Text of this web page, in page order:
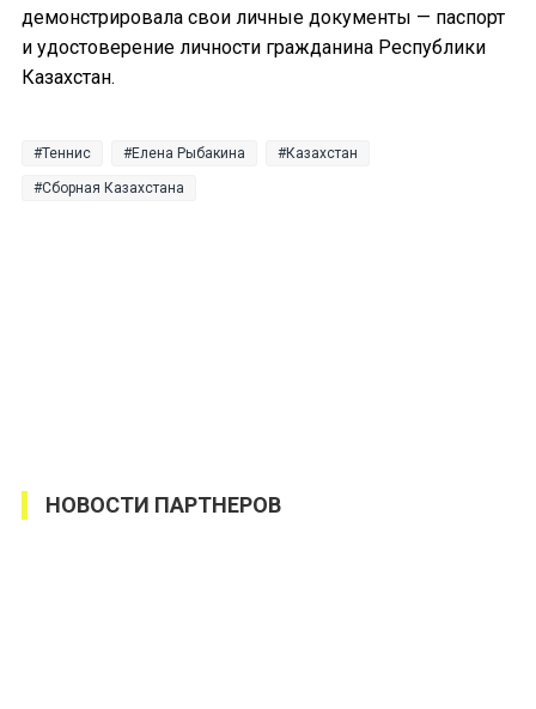
демонстрировала свои личные документы — паспорт
и удостоверение личности гражданина Республики
Казахстан.
Теннис Елена Рыбакина Казахстан
Сборная Казахстана
НОВОСТИ ПАРТНЕРОВ